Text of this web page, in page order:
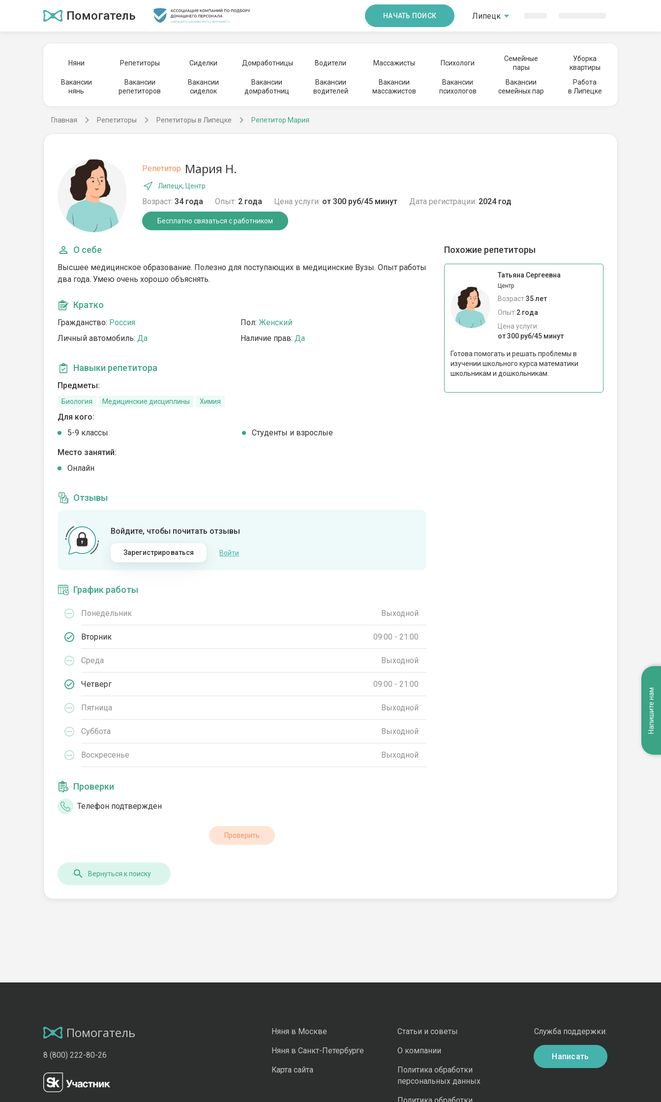
Помогатель НАЧАТЬ ПОИСК Липецк
Няни Репетиторы Сиделки Домработницы Водители Массажисты Психологи
Семейные
пары
Уборка
квартиры
Вакансии
нянь
Вакансии
репетиторов
Вакансии
сиделок
Вакансии
домработниц
Вакансии
водителей
Вакансии
массажистов
Вакансии
психологов
Вакансии
семейных пар
Работа
в Липецке
Главная Репетиторы Репетиторы в Липецке Репетитор Мария
Репетитор Мария Н.
Липецк, Центр
Возраст: 34 года Опыт: 2 года Цена услуги: от 300 руб/45 минут Дата регистрации: 2024 год
Бесплатно связаться с работником
О себе
Высшее медицинское образование. Полезно для поступающих в медицинские Вузы. Опыт работы
два года. Умею очень хорошо объяснять.
Кратко
Гражданство: Россия Пол: Женский
Личный автомобиль: Да Наличие прав: Да
Навыки репетитора
Предметы:
Биология Медицинские дисциплины Химия
Для кого:
5-9 классы
Студенты и взрослые
Место занятий:
Онлайн
Отзывы
Войдите, чтобы почитать отзывы
Зарегистрироваться Войти
График работы
Понедельник Выходной
Вторник 09:00 - 21:00
Среда Выходной
Четверг 09:00 - 21:00
Пятница Выходной
Суббота Выходной
Воскресенье Выходной
Проверки
Телефон подтвержден
Проверить
Похожие репетиторы
Татьяна Сергеевна
Центр
Возраст:35 лет
Опыт:2 года
Цена услуги:
от 300 руб/45 минут
Готова помогать и решать проблемы в
изучении школьного курса математики
школьникам и дошкольникам.
Вернуться к поиску
Помогатель
8 (800) 222-80-26
Няня в Москве
Няня в Санкт-Петербурге
Карта сайта
Статьи и советы
О компании
Политика обработки
персональных данных
Служба поддержки:
Написать
Напишите нам